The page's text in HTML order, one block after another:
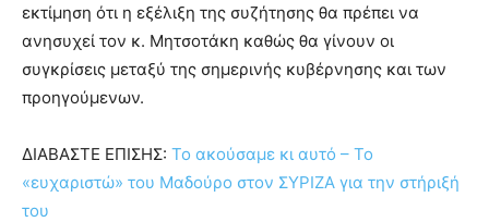
εκτίμηση ότι η εξέλιξη της συζήτησης θα πρέπει να
ανησυχεί τον κ. Μητσοτάκη καθώς θα γίνουν οι
συγκρίσεις μεταξύ της σημερινής κυβέρνησης και των
προηγούμενων.
ΔΙΑΒΑΣΤΕ ΕΠΙΣΗΣ: Το ακούσαμε κι αυτό – Το
«ευχαριστώ» του Μαδούρο στον ΣΥΡΙΖΑ για την στήριξή
του